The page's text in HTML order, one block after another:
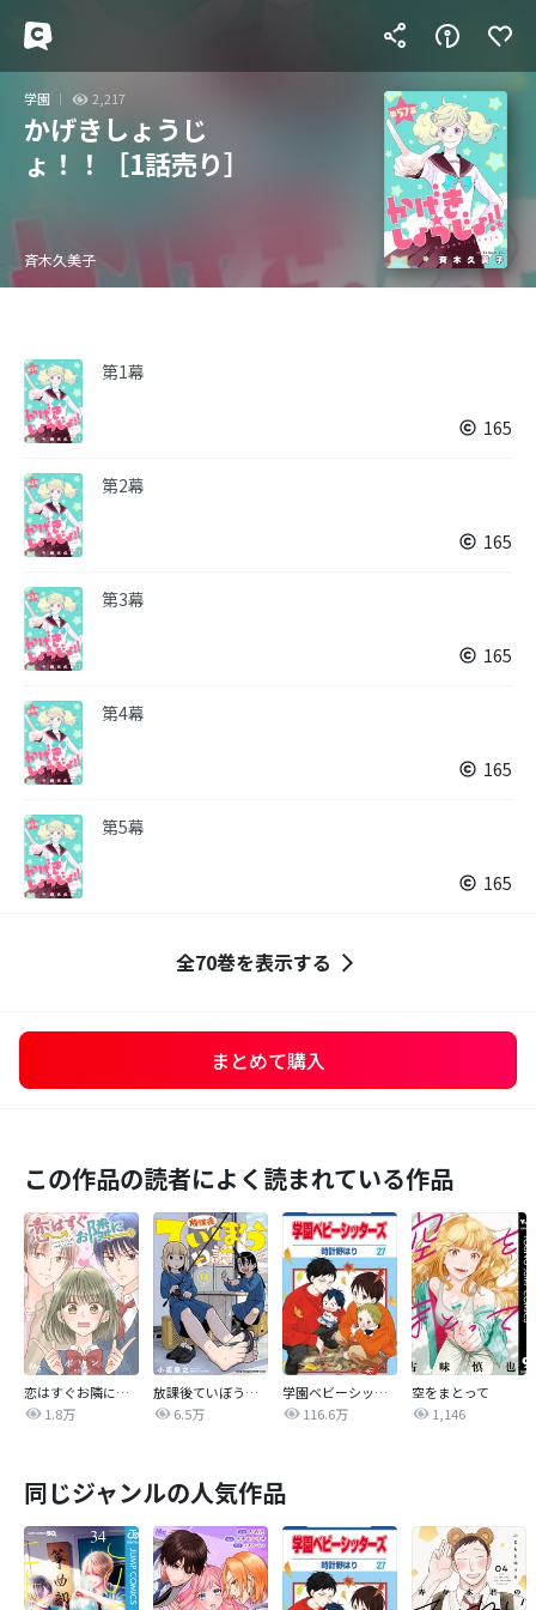
学園 2,217
かげきしょうじ
ょ！！［1話売り］
斉木久美子
第1幕
165
第2幕
165
第3幕
165
第4幕
165
第5幕
165
全70巻を表示する
まとめて購入
この作品の読者によく読まれている作品
恋はすぐお隣に【タテヨミ】
1.8万
放課後ていぼう日誌
6.5万
学園ベビーシッターズ
116.6万
空をまとって
1,146
同じジャンルの人気作品